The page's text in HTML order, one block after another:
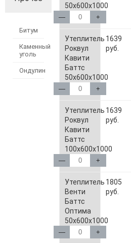
Битум
Каменный
уголь
Ондулин
50х600х1000
— +
Утеплитель
Роквул
Кавити
Баттс
50х600х1000
— +
1639
руб.
Утеплитель
Роквул
Кавити
Баттс
100х600х1000
— +
1639
руб.
Утеплитель
Венти
Баттс
Оптима
50х600х1000
— +
1805
руб.